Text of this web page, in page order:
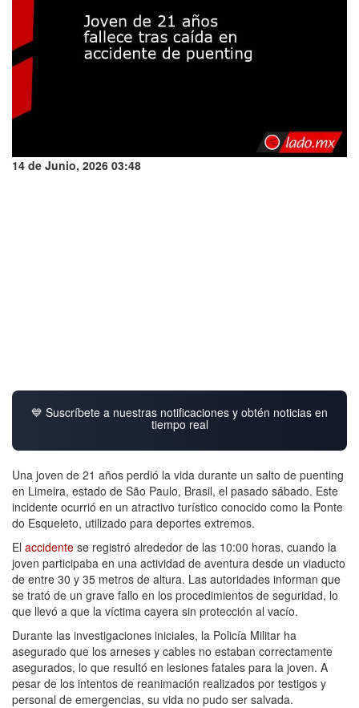
14 de Junio, 2026 03:48
💙 Suscríbete a nuestras notificaciones y obtén noticias en
tiempo real
Una joven de 21 años perdió la vida durante un salto de puenting
en Limeira, estado de São Paulo, Brasil, el pasado sábado. Este
incidente ocurrió en un atractivo turístico conocido como la Ponte
do Esqueleto, utilizado para deportes extremos.
El accidente se registró alrededor de las 10:00 horas, cuando la
joven participaba en una actividad de aventura desde un viaducto
de entre 30 y 35 metros de altura. Las autoridades informan que
se trató de un grave fallo en los procedimientos de seguridad, lo
que llevó a que la víctima cayera sin protección al vacío.
Durante las investigaciones iniciales, la Policía Militar ha
asegurado que los arneses y cables no estaban correctamente
asegurados, lo que resultó en lesiones fatales para la joven. A
pesar de los intentos de reanimación realizados por testigos y
personal de emergencias, su vida no pudo ser salvada.